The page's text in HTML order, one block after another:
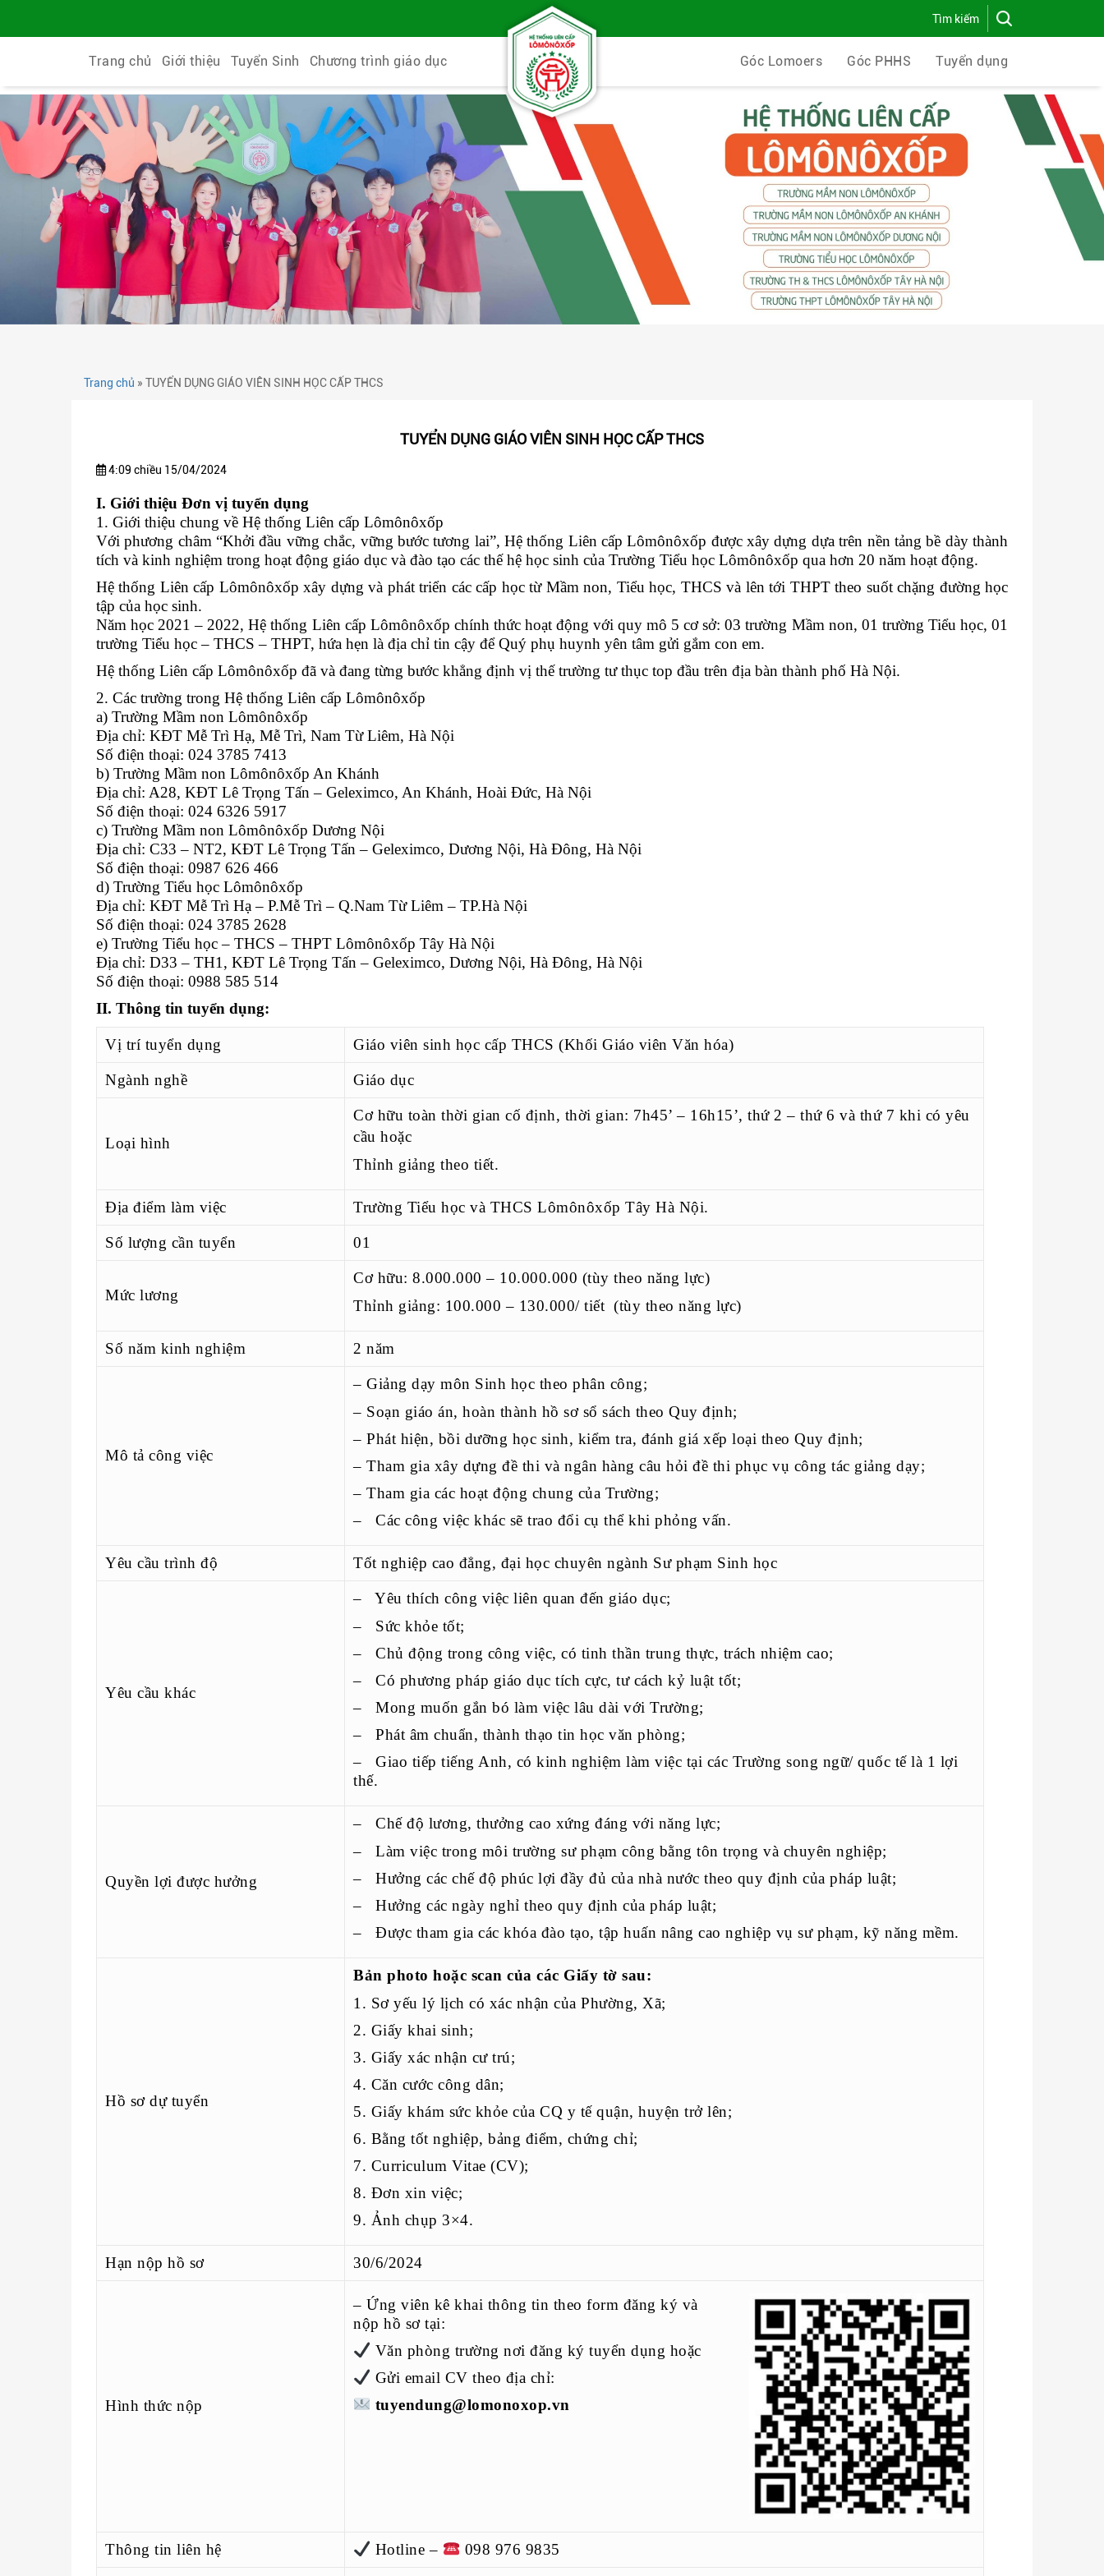
Trang chủ Giới thiệu Tuyển Sinh Chương trình giáo dục Góc Lomoers Góc PHHS Tuyển dụng
Trang chủ » TUYỂN DỤNG GIÁO VIÊN SINH HỌC CẤP THCS
TUYỂN DỤNG GIÁO VIÊN SINH HỌC CẤP THCS
4:09 chiều 15/04/2024
I. Giới thiệu Đơn vị tuyển dụng
1. Giới thiệu chung về Hệ thống Liên cấp Lômônôxốp
Với phương châm “Khởi đầu vững chắc, vững bước tương lai”, Hệ thống Liên cấp Lômônôxốp được xây dựng dựa trên nền tảng bề dày thành
tích và kinh nghiệm trong hoạt động giáo dục và đào tạo các thế hệ học sinh của Trường Tiểu học Lômônôxốp qua hơn 20 năm hoạt động.
Hệ thống Liên cấp Lômônôxốp xây dựng và phát triển các cấp học từ Mầm non, Tiểu học, THCS và lên tới THPT theo suốt chặng đường học
tập của học sinh.
Năm học 2021 – 2022, Hệ thống Liên cấp Lômônôxốp chính thức hoạt động với quy mô 5 cơ sở: 03 trường Mầm non, 01 trường Tiểu học, 01
trường Tiểu học – THCS – THPT, hứa hẹn là địa chỉ tin cậy để Quý phụ huynh yên tâm gửi gắm con em.
Hệ thống Liên cấp Lômônôxốp đã và đang từng bước khẳng định vị thế trường tư thục top đầu trên địa bàn thành phố Hà Nội.
2. Các trường trong Hệ thống Liên cấp Lômônôxốp
a) Trường Mầm non Lômônôxốp
Địa chỉ: KĐT Mễ Trì Hạ, Mễ Trì, Nam Từ Liêm, Hà Nội
Số điện thoại: 024 3785 7413
b) Trường Mầm non Lômônôxốp An Khánh
Địa chỉ: A28, KĐT Lê Trọng Tấn – Geleximco, An Khánh, Hoài Đức, Hà Nội
Số điện thoại: 024 6326 5917
c) Trường Mầm non Lômônôxốp Dương Nội
Địa chỉ: C33 – NT2, KĐT Lê Trọng Tấn – Geleximco, Dương Nội, Hà Đông, Hà Nội
Số điện thoại: 0987 626 466
d) Trường Tiểu học Lômônôxốp
Địa chỉ: KĐT Mễ Trì Hạ – P.Mễ Trì – Q.Nam Từ Liêm – TP.Hà Nội
Số điện thoại: 024 3785 2628
e) Trường Tiểu học – THCS – THPT Lômônôxốp Tây Hà Nội
Địa chỉ: D33 – TH1, KĐT Lê Trọng Tấn – Geleximco, Dương Nội, Hà Đông, Hà Nội
Số điện thoại: 0988 585 514
II. Thông tin tuyển dụng:
Vị trí tuyển dụng Giáo viên sinh học cấp THCS (Khối Giáo viên Văn hóa)
Ngành nghề Giáo dục
Loại hình
Cơ hữu toàn thời gian cố định, thời gian: 7h45’ – 16h15’, thứ 2 – thứ 6 và thứ 7 khi có yêu
cầu hoặc
Thỉnh giảng theo tiết.
Địa điểm làm việc Trường Tiểu học và THCS Lômônôxốp Tây Hà Nội.
Số lượng cần tuyển 01
Mức lương
Cơ hữu: 8.000.000 – 10.000.000 (tùy theo năng lực)
Thỉnh giảng: 100.000 – 130.000/ tiết (tùy theo năng lực)
Số năm kinh nghiệm 2 năm
Mô tả công việc
– Giảng dạy môn Sinh học theo phân công;
– Soạn giáo án, hoàn thành hồ sơ sổ sách theo Quy định;
– Phát hiện, bồi dưỡng học sinh, kiểm tra, đánh giá xếp loại theo Quy định;
– Tham gia xây dựng đề thi và ngân hàng câu hỏi đề thi phục vụ công tác giảng dạy;
– Tham gia các hoạt động chung của Trường;
– Các công việc khác sẽ trao đổi cụ thể khi phỏng vấn.
Yêu cầu trình độ Tốt nghiệp cao đẳng, đại học chuyên ngành Sư phạm Sinh học
Yêu cầu khác
– Yêu thích công việc liên quan đến giáo dục;
– Sức khỏe tốt;
– Chủ động trong công việc, có tinh thần trung thực, trách nhiệm cao;
– Có phương pháp giáo dục tích cực, tư cách kỷ luật tốt;
– Mong muốn gắn bó làm việc lâu dài với Trường;
– Phát âm chuẩn, thành thạo tin học văn phòng;
– Giao tiếp tiếng Anh, có kinh nghiệm làm việc tại các Trường song ngữ/ quốc tế là 1 lợi
thế.
Quyền lợi được hưởng
– Chế độ lương, thưởng cao xứng đáng với năng lực;
– Làm việc trong môi trường sư phạm công bằng tôn trọng và chuyên nghiệp;
– Hưởng các chế độ phúc lợi đầy đủ của nhà nước theo quy định của pháp luật;
– Hưởng các ngày nghỉ theo quy định của pháp luật;
– Được tham gia các khóa đào tạo, tập huấn nâng cao nghiệp vụ sư phạm, kỹ năng mềm.
Hồ sơ dự tuyển
Bản photo hoặc scan của các Giấy tờ sau:
1. Sơ yếu lý lịch có xác nhận của Phường, Xã;
2. Giấy khai sinh;
3. Giấy xác nhận cư trú;
4. Căn cước công dân;
5. Giấy khám sức khỏe của CQ y tế quận, huyện trở lên;
6. Bằng tốt nghiệp, bảng điểm, chứng chỉ;
7. Curriculum Vitae (CV);
8. Đơn xin việc;
9. Ảnh chụp 3×4.
Hạn nộp hồ sơ 30/6/2024
Hình thức nộp
– Ứng viên kê khai thông tin theo form đăng ký và
nộp hồ sơ tại:
Văn phòng trường nơi đăng ký tuyển dụng hoặc
Gửi email CV theo địa chỉ:
tuyendung@lomonoxop.vn
Thông tin liên hệ Hotline – 098 976 9835